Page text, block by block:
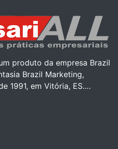
produto da empresa Brazil
Brazil Marketing,
1991, em Vitória, ES.…